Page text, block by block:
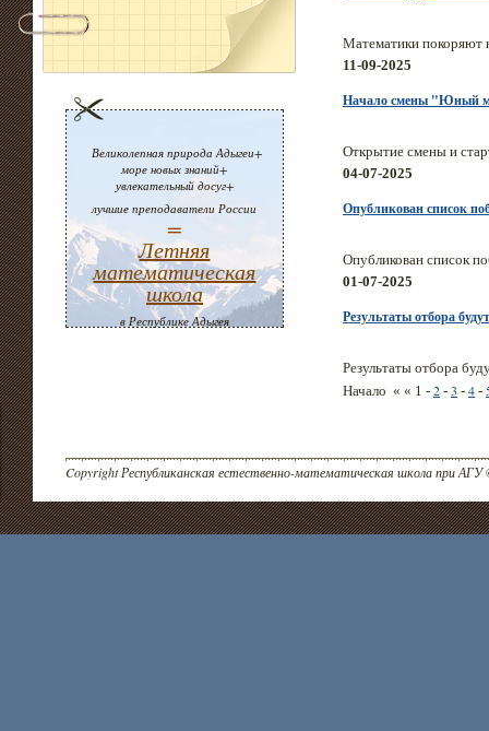
Великолепная природа Адыгеи+
море новых знаний+
увлекательный досуг+
лучшие преподаватели России
=
Летняя
математическая
школа
в Республике Адыгея
Математики
11-09-2025
Начало смены "Юный
Открытие смены и
04-07-2025
Опубликован список
Опубликован список
01-07-2025
Результаты отбора
Результаты отбора
Начало « « 1 - 2 - 3 - 4 -
Copyright Республиканская естественно-математическая школа при АГУ